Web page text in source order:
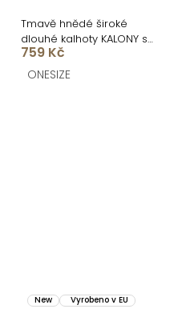
Tmavě hnědé široké
dlouhé kalhoty KALONY s
páskem
759 Kč
ONESIZE
New Vyrobeno v EU